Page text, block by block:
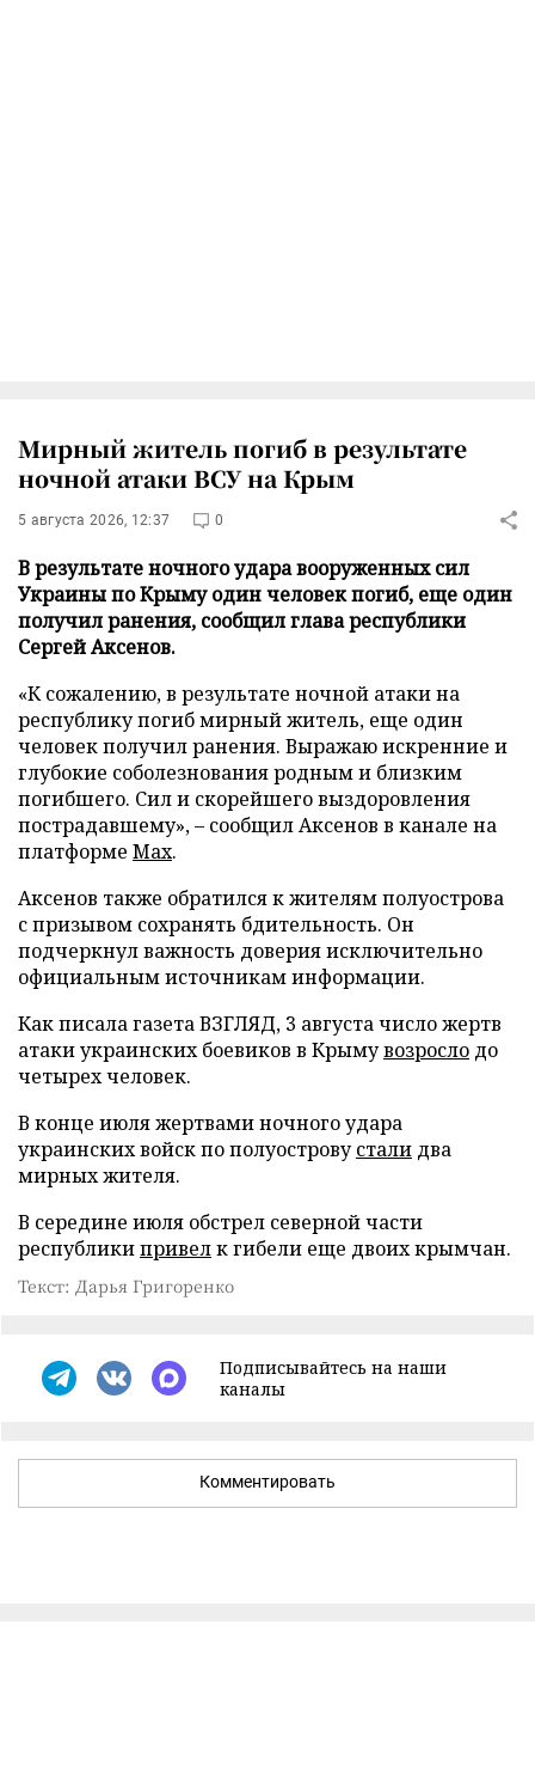
Мирный житель погиб в результате
ночной атаки ВСУ на Крым
5 августа 2026, 12:37 0
В результате ночного удара вооруженных сил
Украины по Крыму один человек погиб, еще один
получил ранения, сообщил глава республики
Сергей Аксенов.
«К сожалению, в результате ночной атаки на
республику погиб мирный житель, еще один
человек получил ранения. Выражаю искренние и
глубокие соболезнования родным и близким
погибшего. Сил и скорейшего выздоровления
пострадавшему», – сообщил Аксенов в канале на
платформе Max.
Аксенов также обратился к жителям полуострова
с призывом сохранять бдительность. Он
подчеркнул важность доверия исключительно
официальным источникам информации.
Как писала газета ВЗГЛЯД, 3 августа число жертв
атаки украинских боевиков в Крымувозросло до
четырех человек.
В конце июля жертвами ночного удара
украинских войск по полуостровустали два
мирных жителя.
В середине июля обстрел северной части
республикипривелк гибели еще двоих крымчан.
Текст: Дарья Григоренко
Подписывайтесь на наши
каналы
Комментировать